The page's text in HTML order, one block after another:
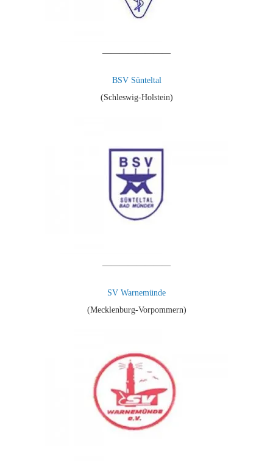
————————
BSV Sünteltal
(Schleswig-Holstein)
————————
SV Warnemünde
(Mecklenburg-Vorpommern)